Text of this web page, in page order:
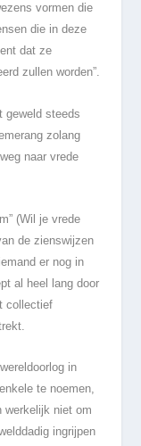
vormen die
die in deze
dat ze
zullen worden”.
geweld steeds
zolang
naar vrede
(Wil je vrede
de zienswijzen
er nog in
al heel lang door
collectief
in
te noemen,
werkelijk niet om
ingrijpen